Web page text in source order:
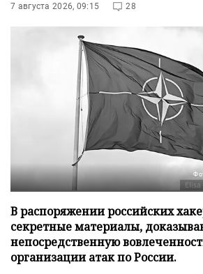
7 августа 2026, 09:15 28
В распоряжении российских
секретные материалы,
непосредственную
организации атак по России.